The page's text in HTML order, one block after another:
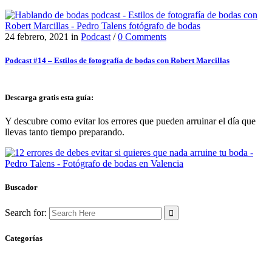
24 febrero, 2021 in Podcast /0 Comments
Podcast #14 – Estilos de fotografía de bodas con Robert Marcillas
Descarga gratis esta guía:
Y descubre como evitar los errores que pueden arruinar el día que
llevas tanto tiempo preparando.
Buscador
Search for:
Categorías